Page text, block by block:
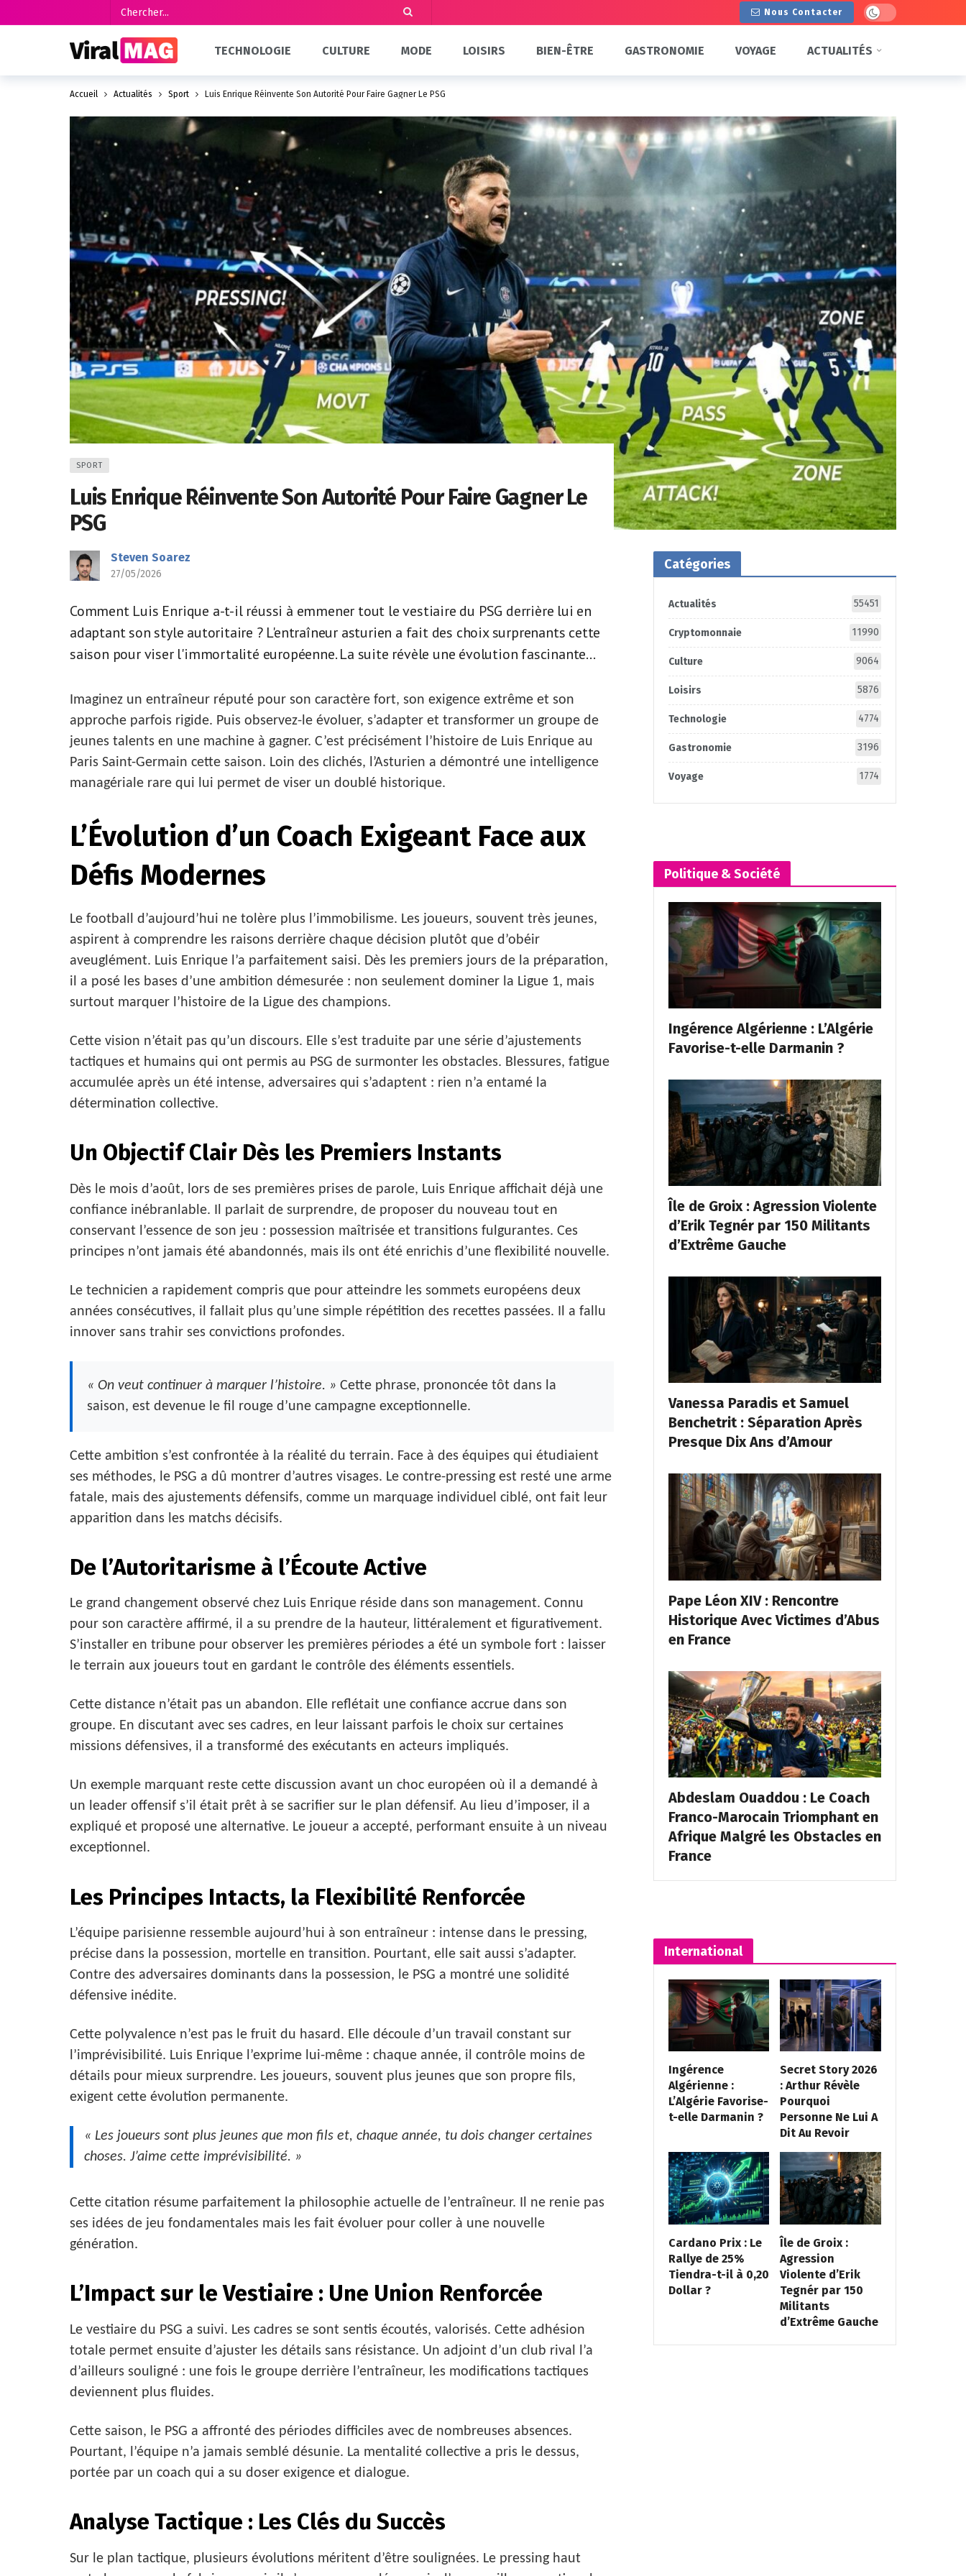
Nous Contacter Dark mode
TECHNOLOGIE CULTURE MODE LOISIRS BIEN-ÊTRE GASTRONOMIE VOYAGE ACTUALITÉS
Accueil Actualités Sport Luis Enrique Réinvente Son Autorité Pour Faire Gagner Le PSG
SPORT
Luis Enrique Réinvente Son Autorité Pour Faire Gagner Le
PSG
Steven Soarez
27/05/2026
Comment Luis Enrique a-t-il réussi à emmener tout le vestiaire du PSG derrière lui en
adaptant son style autoritaire ? L'entraîneur asturien a fait des choix surprenants cette
saison pour viser l'immortalité européenne. La suite révèle une évolution fascinante...
Imaginez un entraîneur réputé pour son caractère fort, son exigence extrême et son
approche parfois rigide. Puis observez-le évoluer, s’adapter et transformer un groupe de
jeunes talents en une machine à gagner. C’est précisément l’histoire de Luis Enrique au
Paris Saint-Germain cette saison. Loin des clichés, l’Asturien a démontré une intelligence
managériale rare qui lui permet de viser un doublé historique.
L’Évolution d’un Coach Exigeant Face aux
Défis Modernes
Le football d’aujourd’hui ne tolère plus l’immobilisme. Les joueurs, souvent très jeunes,
aspirent à comprendre les raisons derrière chaque décision plutôt que d’obéir
aveuglément. Luis Enrique l’a parfaitement saisi. Dès les premiers jours de la préparation,
il a posé les bases d’une ambition démesurée : non seulement dominer la Ligue 1, mais
surtout marquer l’histoire de la Ligue des champions.
Cette vision n’était pas qu’un discours. Elle s’est traduite par une série d’ajustements
tactiques et humains qui ont permis au PSG de surmonter les obstacles. Blessures, fatigue
accumulée après un été intense, adversaires qui s’adaptent : rien n’a entamé la
détermination collective.
Un Objectif Clair Dès les Premiers Instants
Dès le mois d’août, lors de ses premières prises de parole, Luis Enrique affichait déjà une
confiance inébranlable. Il parlait de surprendre, de proposer du nouveau tout en
conservant l’essence de son jeu : possession maîtrisée et transitions fulgurantes. Ces
principes n’ont jamais été abandonnés, mais ils ont été enrichis d’une flexibilité nouvelle.
Le technicien a rapidement compris que pour atteindre les sommets européens deux
années consécutives, il fallait plus qu’une simple répétition des recettes passées. Il a fallu
innover sans trahir ses convictions profondes.
« On veut continuer à marquer l’histoire. » Cette phrase, prononcée tôt dans la
saison, est devenue le fil rouge d’une campagne exceptionnelle.
Cette ambition s’est confrontée à la réalité du terrain. Face à des équipes qui étudiaient
ses méthodes, le PSG a dû montrer d’autres visages. Le contre-pressing est resté une arme
fatale, mais des ajustements défensifs, comme un marquage individuel ciblé, ont fait leur
apparition dans les matchs décisifs.
De l’Autoritarisme à l’Écoute Active
Le grand changement observé chez Luis Enrique réside dans son management. Connu
pour son caractère affirmé, il a su prendre de la hauteur, littéralement et figurativement.
S’installer en tribune pour observer les premières périodes a été un symbole fort : laisser
le terrain aux joueurs tout en gardant le contrôle des éléments essentiels.
Cette distance n’était pas un abandon. Elle reflétait une confiance accrue dans son
groupe. En discutant avec ses cadres, en leur laissant parfois le choix sur certaines
missions défensives, il a transformé des exécutants en acteurs impliqués.
Un exemple marquant reste cette discussion avant un choc européen où il a demandé à
un leader offensif s’il était prêt à se sacrifier sur le plan défensif. Au lieu d’imposer, il a
expliqué et proposé une alternative. Le joueur a accepté, performant ensuite à un niveau
exceptionnel.
Les Principes Intacts, la Flexibilité Renforcée
L’équipe parisienne ressemble aujourd’hui à son entraîneur : intense dans le pressing,
précise dans la possession, mortelle en transition. Pourtant, elle sait aussi s’adapter.
Contre des adversaires dominants dans la possession, le PSG a montré une solidité
défensive inédite.
Cette polyvalence n’est pas le fruit du hasard. Elle découle d’un travail constant sur
l’imprévisibilité. Luis Enrique l’exprime lui-même : chaque année, il contrôle moins de
détails pour mieux surprendre. Les joueurs, souvent plus jeunes que son propre fils,
exigent cette évolution permanente.
« Les joueurs sont plus jeunes que mon fils et, chaque année, tu dois changer certaines
choses. J’aime cette imprévisibilité. »
Cette citation résume parfaitement la philosophie actuelle de l’entraîneur. Il ne renie pas
ses idées de jeu fondamentales mais les fait évoluer pour coller à une nouvelle
génération.
L’Impact sur le Vestiaire : Une Union Renforcée
Le vestiaire du PSG a suivi. Les cadres se sont sentis écoutés, valorisés. Cette adhésion
totale permet ensuite d’ajuster les détails sans résistance. Un adjoint d’un club rival l’a
d’ailleurs souligné : une fois le groupe derrière l’entraîneur, les modifications tactiques
deviennent plus fluides.
Cette saison, le PSG a affronté des périodes difficiles avec de nombreuses absences.
Pourtant, l’équipe n’a jamais semblé désunie. La mentalité collective a pris le dessus,
portée par un coach qui a su doser exigence et dialogue.
Analyse Tactique : Les Clés du Succès
Sur le plan tactique, plusieurs évolutions méritent d’être soulignées. Le pressing haut
Catégories
Actualités 55451
Cryptomonnaie 11990
Culture 9064
Loisirs 5876
Technologie 4774
Gastronomie 3196
Voyage 1774
Politique & Société
Ingérence Algérienne : L’Algérie
Favorise-t-elle Darmanin ?
Île de Groix : Agression Violente
d’Erik Tegnér par 150 Militants
d’Extrême Gauche
Vanessa Paradis et Samuel
Benchetrit : Séparation Après
Presque Dix Ans d’Amour
Pape Léon XIV : Rencontre
Historique Avec Victimes d’Abus
en France
Abdeslam Ouaddou : Le Coach
Franco-Marocain Triomphant en
Afrique Malgré les Obstacles en
France
International
Ingérence
Algérienne :
L’Algérie Favorise-
t-elle Darmanin ?
Secret Story 2026
: Arthur Révèle
Pourquoi
Personne Ne Lui A
Dit Au Revoir
Cardano Prix : Le
Rallye de 25%
Tiendra-t-il à 0,20
Dollar ?
Île de Groix :
Agression
Violente d’Erik
Tegnér par 150
Militants
d’Extrême Gauche